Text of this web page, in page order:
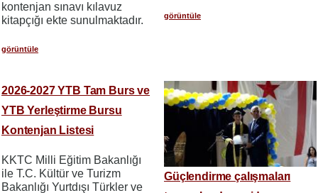
kontenjan sınavı kılavuz
kitapçığı ekte sunulmaktadır.
görüntüle
görüntüle
2026-2027 YTB Tam Burs ve
YTB Yerleştirme Bursu
Kontenjan Listesi
KKTC Milli Eğitim Bakanlığı
ile T.C. Kültür ve Turizm
Bakanlığı Yurtdışı Türkler ve
Güçlendirme çalışmaları